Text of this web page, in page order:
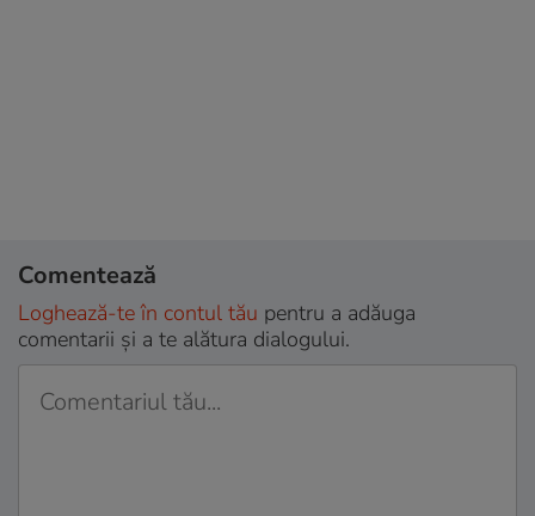
Comentează
Loghează-te în contul tău pentru a adăuga
comentarii și a te alătura dialogului.